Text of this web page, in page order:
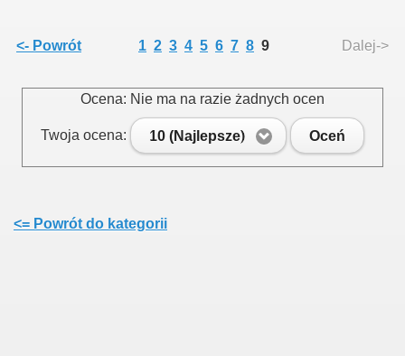
<- Powrót 1 2 3 4 5 6 7 8 9 Dalej->
Ocena: Nie ma na razie żadnych ocen
Twoja ocena: 10 (Najlepsze) Oceń
<= Powrót do kategorii